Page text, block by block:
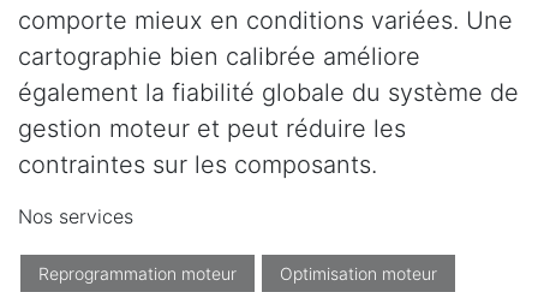
comporte mieux en conditions variées. Une
cartographie bien calibrée améliore
également la fiabilité globale du système de
gestion moteur et peut réduire les
contraintes sur les composants.
Nos services
Reprogrammation moteur Optimisation moteur